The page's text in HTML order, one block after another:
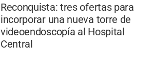
Reconquista: tres ofertas para
incorporar una nueva torre de
videoendoscopía al Hospital
Central